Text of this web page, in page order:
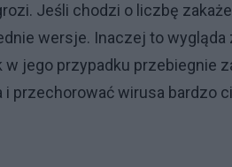
Jeśli chodzi o liczbę
wersje. Inaczej to
jego przypadku przebiegnie
wirusa bardzo